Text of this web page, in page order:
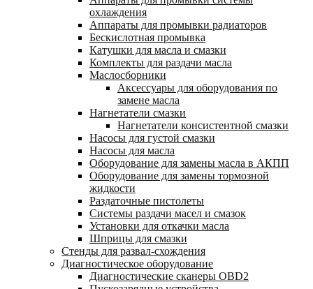
охлаждения
Аппараты для промывки радиаторов
Бескислотная промывка
Катушки для масла и смазки
Комплекты для раздачи масла
Маслосборники
Аксессуары для оборудования по
замене масла
Нагнетатели смазки
Нагнетатели консистентной смазки
Насосы для густой смазки
Насосы для масла
Оборудование для замены масла в АКПП
Оборудование для замены тормозной
жидкости
Раздаточные пистолеты
Системы раздачи масел и смазок
Установки для откачки масла
Шприцы для смазки
Стенды для развал-схождения
Диагностическое оборудование
Диагностические сканеры OBD2